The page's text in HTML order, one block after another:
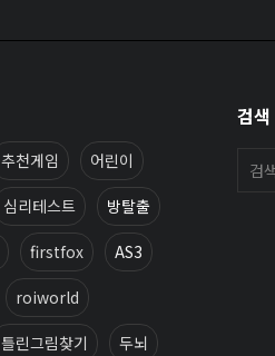
추천게임 어린이
심리테스트 방탈출
firstfox AS3
roiworld
틀린그림찾기 두뇌
검색